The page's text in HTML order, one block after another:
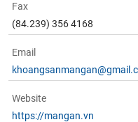
Fax
(84.239) 356 4168
Email
Website
https://mangan.vn